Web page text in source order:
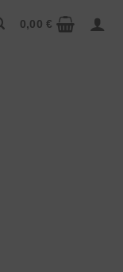
0,00€